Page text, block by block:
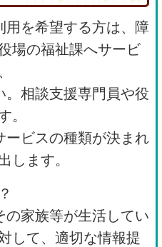
用を希望する方は、障
場の福祉課へサービ
相談支援専門員や役
。
ービスの種類が決まれ
します。
家族等が生活してい
して、適切な情報提